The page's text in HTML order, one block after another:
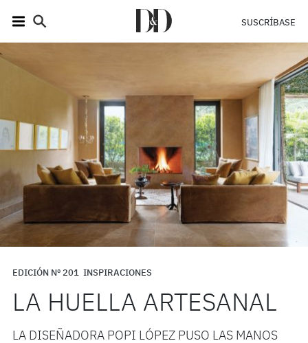
SUSCRÍBASE
EDICIÓN Nº 201 INSPIRACIONES
LA HUELLA ARTESANAL
LA DISEÑADORA POPI LÓPEZ PUSO LAS MANOS